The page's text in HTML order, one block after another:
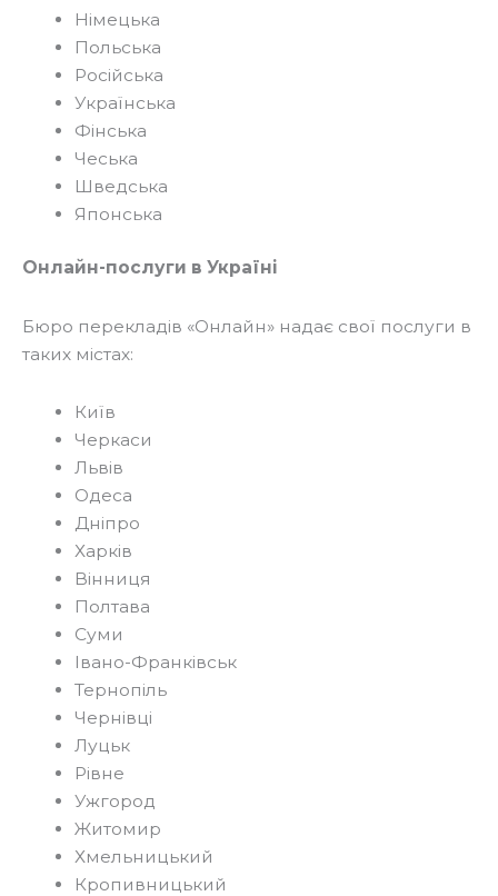
Німецька
Польська
Російська
Українська
Фінська
Чеська
Шведська
Японська
Онлайн-послуги в Україні
Бюро перекладів «Онлайн» надає свої послуги в
таких містах:
Київ
Черкаси
Львів
Одеса
Дніпро
Харків
Вінниця
Полтава
Суми
Івано-Франківськ
Тернопіль
Чернівці
Луцьк
Рівне
Ужгород
Житомир
Хмельницький
Кропивницький